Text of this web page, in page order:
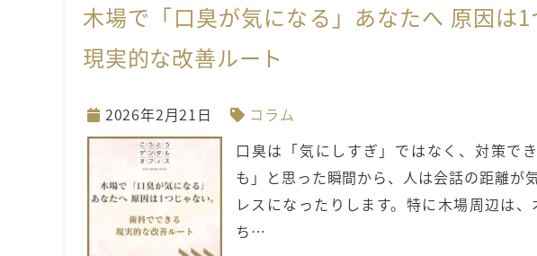
木場で「口臭が気になる」あなたへ 原因は
現実的な改善ルート
2026年2月21日
コラム
口臭は「気にしすぎ」ではなく、対策で
も」と思った瞬間から、人は会話の距離が
レスになったりします。特に木場周辺は
ち…